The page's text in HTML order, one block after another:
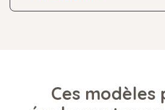
Ces modèles